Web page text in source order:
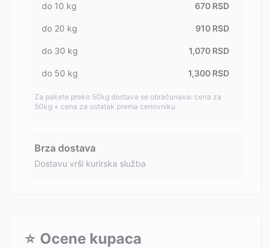
do 10 kg 670 RSD
do 20 kg 910 RSD
do 30 kg 1,070 RSD
do 50 kg 1,300 RSD
Za pakete preko 50kg dostava se obračunava: cena za
50kg + cena za ostatak prema cenovniku
Brza dostava
Dostavu vrši kurirska služba
⭐ Ocene kupaca